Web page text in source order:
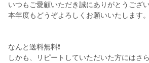
いつもご愛顧いただき誠にありがとうござい
本年度もどうぞよろしくお願いいたします。
なんと送料無料❗️
しかも、リピートしていただいた方にはさ